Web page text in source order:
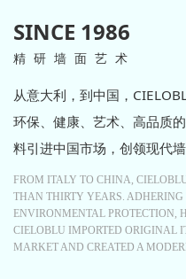
SINCE 1986
精研墙面艺术
从意大利，到中国，
环保、健康、艺术、高品质
料引进中国市场，创领现代
FROM ITALY TO CHINA,
THAN THIRTY YEARS. ADHERING
ENVIRONMENTAL PROTECTION,
CIELOBLU IMPORTED ORIGINAL
MARKET AND CREATED A